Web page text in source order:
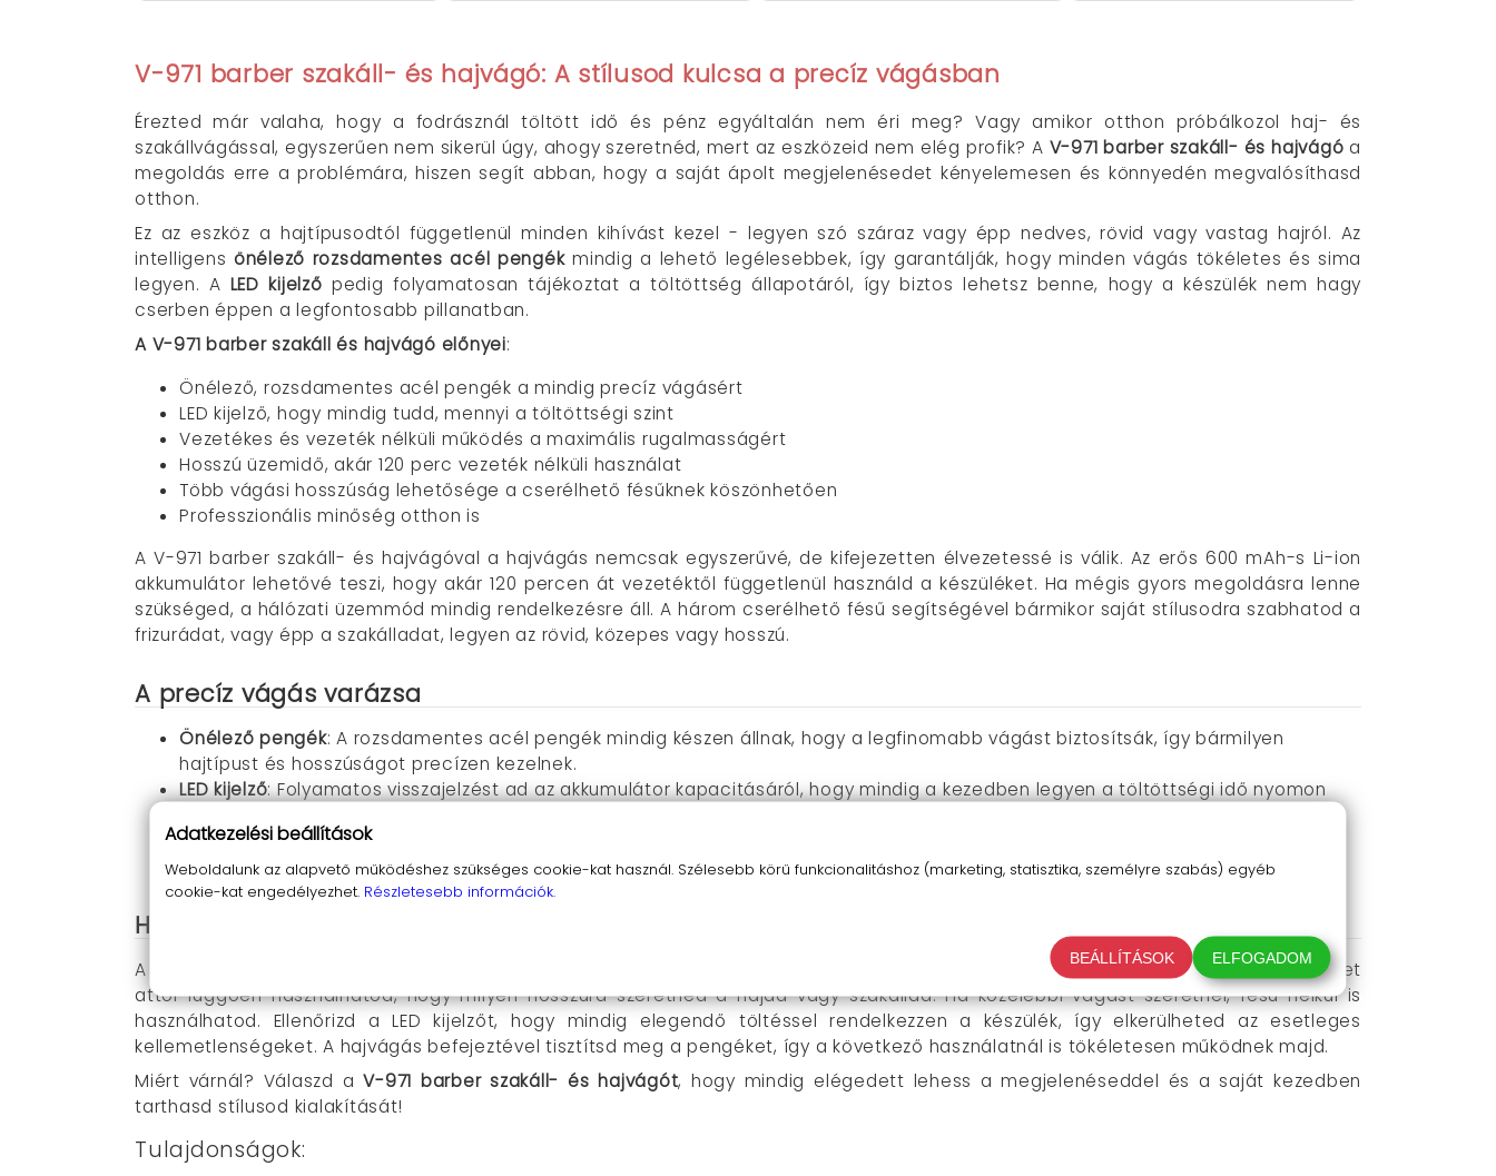
V-971 barber szakáll- és hajvágó: A stílusod kulcsa a precíz vágásban
Érezted már valaha, hogy a fodrásznál töltött idő és pénz egyáltalán nem éri meg? Vagy amikor otthon próbálkozol haj- és
szakállvágással, egyszerűen nem sikerül úgy, ahogy szeretnéd, mert az eszközeid nem elég profik? A V-971 barber szakáll- és hajvágó a
megoldás erre a problémára, hiszen segít abban, hogy a saját ápolt megjelenésedet kényelemesen és könnyedén megvalósíthasd
otthon.
Ez az eszköz a hajtípusodtól függetlenül minden kihívást kezel - legyen szó száraz vagy épp nedves, rövid vagy vastag hajról. Az
intelligens önélező rozsdamentes acél pengékmindig a lehető legélesebbek, így garantálják, hogy minden vágás tökéletes és sima
legyen. A LED kijelző pedig folyamatosan tájékoztat a töltöttség állapotáról, így biztos lehetsz benne, hogy a készülék nem hagy
cserben éppen a legfontosabb pillanatban.
A V-971 barber szakáll és hajvágó előnyei:
Önélező, rozsdamentes acél pengék a mindig precíz vágásért
LED kijelző, hogy mindig tudd, mennyi a töltöttségi szint
Vezetékes és vezeték nélküli működés a maximális rugalmasságért
Hosszú üzemidő, akár 120 perc vezeték nélküli használat
Több vágási hosszúság lehetősége a cserélhető fésűknek köszönhetően
Professzionális minőség otthon is
A V-971 barber szakáll- és hajvágóval a hajvágás nemcsak egyszerűvé, de kifejezetten élvezetessé is válik. Az erős 600 mAh-s Li-ion
akkumulátor lehetővé teszi, hogy akár 120 percen át vezetéktől függetlenül használd a készüléket. Ha mégis gyors megoldásra lenne
szükséged, a hálózati üzemmód mindig rendelkezésre áll. A három cserélhető fésű segítségével bármikor saját stílusodra szabhatod a
frizurádat, vagy épp a szakálladat, legyen az rövid, közepes vagy hosszú.
A precíz vágás varázsa
Önélező pengék: A rozsdamentes acél pengék mindig készen állnak, hogy a legfinomabb vágást biztosítsák, így bármilyen
hajtípust és hosszúságot precízen kezelnek.
LED kijelző: Folyamatos visszajelzést ad az akkumulátor kapacitásáról, hogy mindig a kezedben legyen a töltöttségi idő nyomon
Vezeték nélküli szabadság
Könnyen kezelhető, ergonomikus kialakítás: Könnyedén kezelheted, így a hajvágás valóban élménnyé válik.
Használati útmutató
A V-971 barber szakáll- és hajvágó könnyedén használható, legyen szó kezdőről vagy tapasztalt felhasználóról. A cserélhető fésűket
attól függően használhatod, hogy milyen hosszúra szeretnéd a hajad vagy szakállad. Ha közelebbi vágást szeretnél, fésű nélkül is
használhatod. Ellenőrizd a LED kijelzőt, hogy mindig elegendő töltéssel rendelkezzen a készülék, így elkerülheted az esetleges
kellemetlenségeket. A hajvágás befejeztével tisztítsd meg a pengéket, így a következő használatnál is tökéletesen működnek majd.
Miért várnál? Válaszd aV-971 barber szakáll- és hajvágót, hogy mindig elégedett lehess a megjelenéseddel és a saját kezedben
tarthasd stílusod kialakítását!
Tulajdonságok:
Adatkezelési beállítások
Weboldalunk az alapvető működéshez szükséges cookie-kat használ. Szélesebb körű funkcionalitáshoz (marketing, statisztika, személyre szabás) egyéb
cookie-kat engedélyezhet. Részletesebb információk.
BEÁLLÍTÁSOK ELFOGADOM